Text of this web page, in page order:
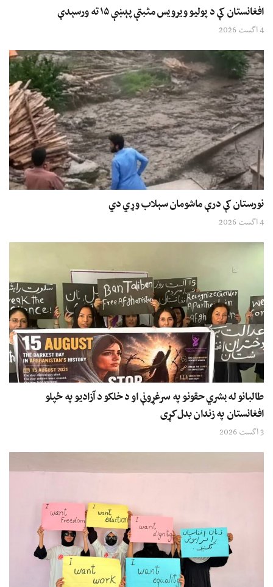
افغانستان کې د پولیو ویرویس مثبتې پېښې ۱۵ ته ورسېدې
4 اگست 2026
نورستان کې درې ماشومان سېلاب وړي دي
4 اگست 2026
طالبانو له بشري حقونو په سرغړونې او د خلکو د آزادیو په ځپلو
افغانستان په زندان بدل کړی
3 اگست 2026